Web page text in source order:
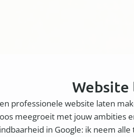
Website
professionele website laten
meegroeit met jouw ambities
in Google: ik neem